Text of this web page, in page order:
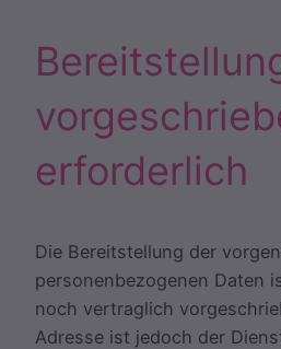
erforderlich
Die Bereitstellung der
personenbezogenen Daten
noch vertraglich
Adresse ist jedoch der